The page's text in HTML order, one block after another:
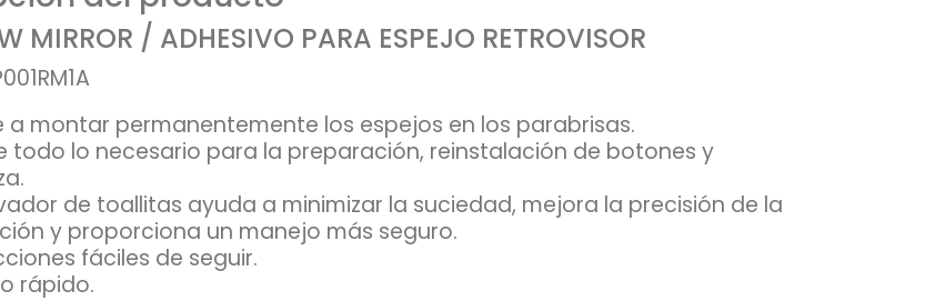
MIRROR / ADHESIVO PARA ESPEJO RETROVISOR
a montar permanentemente los espejos en los parabrisas.
todo lo necesario para la preparación, reinstalación de botones y
de toallitas ayuda a minimizar la suciedad, mejora la precisión de la
y proporciona un manejo más seguro.
fáciles de seguir.
rápido.